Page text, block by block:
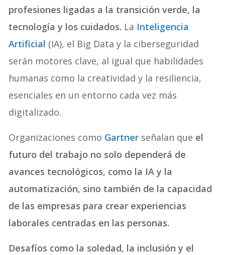
profesiones ligadas a la transición verde, la
tecnología y los cuidados. La Inteligencia
Artificial (IA), el Big Data y la ciberseguridad
serán motores clave, al igual que habilidades
humanas como la creatividad y la resiliencia,
esenciales en un entorno cada vez más
digitalizado.
Organizaciones como Gartner señalan que el
futuro del trabajo no solo dependerá de
avances tecnológicos, como la IA y la
automatización, sino también de la capacidad
de las empresas para crear experiencias
laborales centradas en las personas.
Desafíos como la soledad, la inclusión y el